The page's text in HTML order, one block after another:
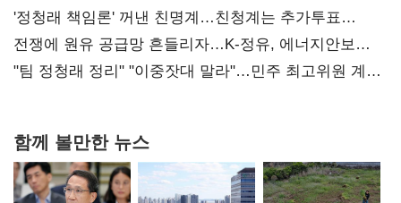
사과부터"
'정청래 책임론' 꺼낸 친명계…친청계는 추가투표
때리기
전쟁에 원유 공급망 흔들리자…K-정유, 에너지안보
핵심으로 재부상
"팀 정청래 정리" "이중잣대 말라"…민주 최고위원 계파
함께 볼만한 뉴스